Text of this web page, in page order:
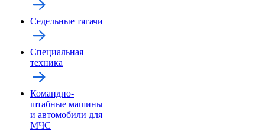
Седельные тягачи
Специальная
техника
Командно-
штабные машины
и автомобили для
МЧС